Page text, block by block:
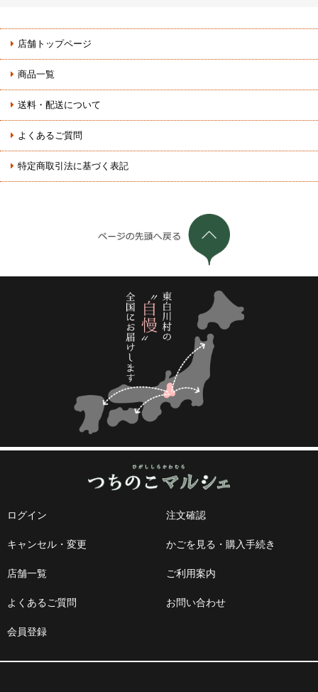
店舗トップページ
商品一覧
送料・配送について
よくあるご質問
特定商取引法に基づく表記
ログイン 注文確認
キャンセル・変更 かごを見る・購入手続き
店舗一覧 ご利用案内
よくあるご質問 お問い合わせ
会員登録